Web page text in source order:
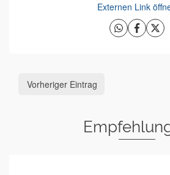
Externen Link
Vorheriger Eintrag